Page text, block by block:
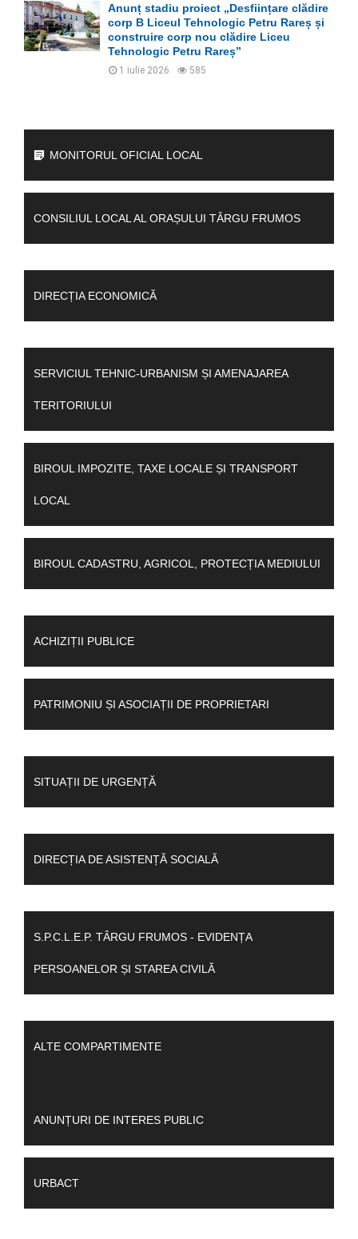
Anunț stadiu proiect „Desființare clădire
corp B Liceul Tehnologic Petru Rareș și
construire corp nou clădire Liceu
Tehnologic Petru Rareș”
1 iulie 2026 585
MONITORUL OFICIAL LOCAL
CONSILIUL LOCAL AL ORAȘULUI TÂRGU FRUMOS
DIRECȚIA ECONOMICĂ
SERVICIUL TEHNIC-URBANISM ȘI AMENAJAREA
TERITORIULUI
BIROUL IMPOZITE, TAXE LOCALE ȘI TRANSPORT
LOCAL
BIROUL CADASTRU, AGRICOL, PROTECȚIA MEDIULUI
ACHIZIȚII PUBLICE
PATRIMONIU ȘI ASOCIAȚII DE PROPRIETARI
SITUAȚII DE URGENȚĂ
DIRECȚIA DE ASISTENȚĂ SOCIALĂ
S.P.C.L.E.P. TÂRGU FRUMOS - EVIDENȚA
PERSOANELOR ȘI STAREA CIVILĂ
ALTE COMPARTIMENTE
ANUNȚURI DE INTERES PUBLIC
URBACT